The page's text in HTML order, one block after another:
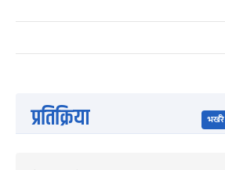
प्रतिक्रिया भर्खरै